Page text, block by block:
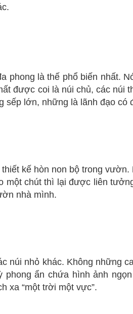
là thế phổ biến nhất.
được coi là núi chủ, các
lớn, những là lãnh đạo có
kế hòn non bộ trong vườn.
một chút thì lại được liên
nhà mình.
nhỏ khác. Không những
ẩn chứa hình ảnh
xa “một trời một vực”.